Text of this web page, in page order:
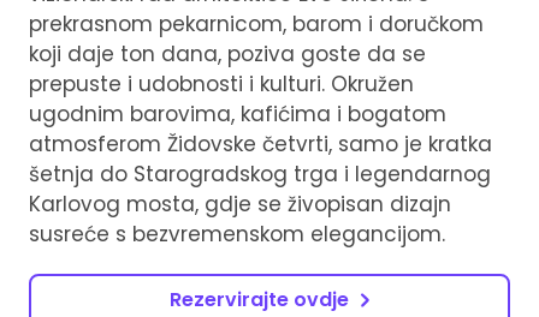
prekrasnom pekarnicom, barom i doručkom
koji daje ton dana, poziva goste da se
prepuste i udobnosti i kulturi. Okružen
ugodnim barovima, kafićima i bogatom
atmosferom Židovske četvrti, samo je kratka
šetnja do Starogradskog trga i legendarnog
Karlovog mosta, gdje se živopisan dizajn
susreće s bezvremenskom elegancijom.
Rezervirajte ovdje